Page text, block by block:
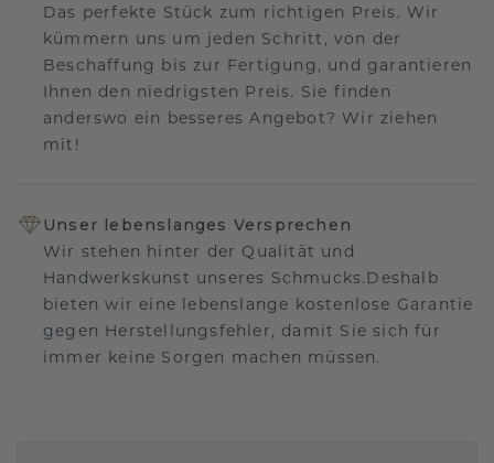
Das perfekte Stück zum richtigen Preis. Wir
kümmern uns um jeden Schritt, von der
Beschaffung bis zur Fertigung, und garantieren
Ihnen den niedrigsten Preis. Sie finden
anderswo ein besseres Angebot? Wir ziehen
mit!
Unser lebenslanges Versprechen
Wir stehen hinter der Qualität und
Handwerkskunst unseres Schmucks.Deshalb
bieten wir eine lebenslange kostenlose Garantie
gegen Herstellungsfehler, damit Sie sich für
immer keine Sorgen machen müssen.